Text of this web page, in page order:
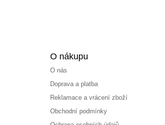
O nákupu
O nás
Doprava a platba
Reklamace a vrácení zboží
Obchodní podmínky